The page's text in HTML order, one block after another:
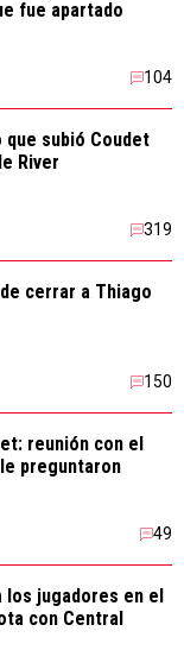
fue apartado
104
subió Coudet
River
319
cerrar a Thiago
150
reunión con el
preguntaron
49
los jugadores en el
con Central